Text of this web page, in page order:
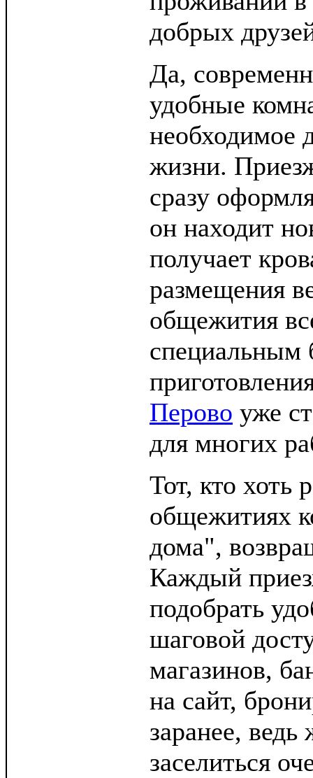
добрых
Да,
удобные
необходимое
жизни.
сразу
он находит
получает
размещения
общежития
специальным
Перово уже
для многих
Тот, кто хоть
общежитиях
дома",
Каждый
подобрать
шаговой
магазинов,
на сайт,
заранее,
заселиться